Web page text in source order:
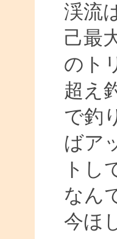
渓流
己最
のト
超え
で釣
ばア
トし
なん
今ほ